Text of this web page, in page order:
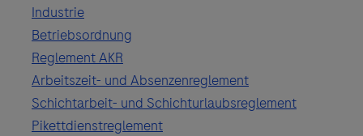
Industrie
Betriebsordnung
Reglement AKR
Arbeitszeit- und Absenzenreglement
Schichtarbeit- und Schichturlaubsreglement
Pikettdienstreglement